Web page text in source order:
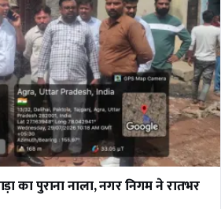
का पुराना नाला, नगर निगम ने रातभर